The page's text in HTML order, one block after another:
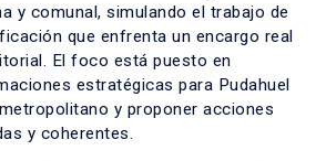
y comunal, simulando el trabajo de
que enfrenta un encargo real
El foco está puesto en
estratégicas para Pudahuel
y proponer acciones
y coherentes.